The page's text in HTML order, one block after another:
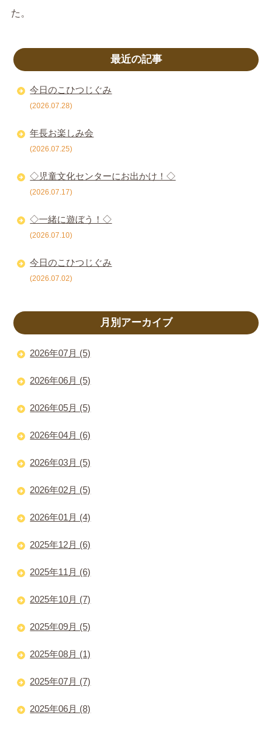
た。
最近の記事
今日のこひつじぐみ
(2026.07.28)
年長お楽しみ会
(2026.07.25)
◇児童文化センターにお出かけ！◇
(2026.07.17)
◇一緒に遊ぼう！◇
(2026.07.10)
今日のこひつじぐみ
(2026.07.02)
月別アーカイブ
2026年07月 (5)
2026年06月 (5)
2026年05月 (5)
2026年04月 (6)
2026年03月 (5)
2026年02月 (5)
2026年01月 (4)
2025年12月 (6)
2025年11月 (6)
2025年10月 (7)
2025年09月 (5)
2025年08月 (1)
2025年07月 (7)
2025年06月 (8)